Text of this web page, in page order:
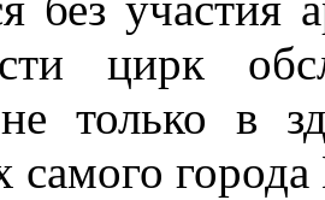
цирк
не только в
города